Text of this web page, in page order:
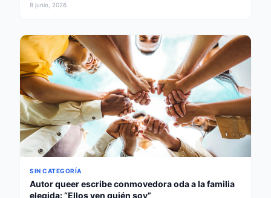
8 junio, 2026
SIN CATEGORÍA
Autor queer escribe conmovedora oda a la familia
elegida: “Ellos ven quién soy”